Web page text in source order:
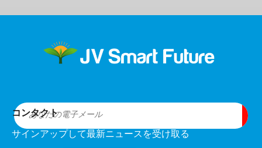
コンタクト
サインアップして最新ニュースを受け取る